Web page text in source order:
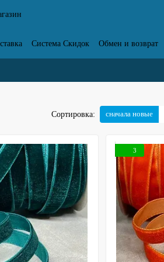
Система Скидок
Обмен и возврат
Сортировка: сначала новые
3